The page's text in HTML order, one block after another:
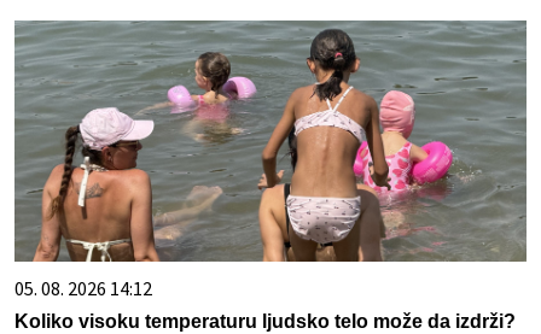
05. 08. 2026 14:12
Koliko visoku temperaturu ljudsko telo može da izdrži?